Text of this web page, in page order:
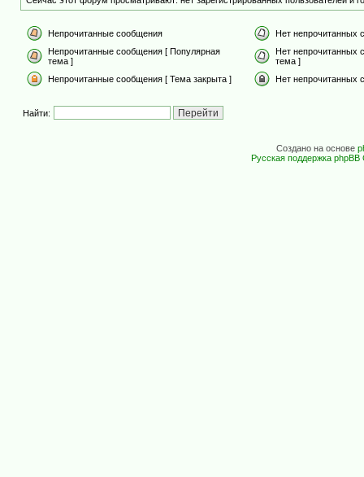
Непрочитанные сообщения
Нет непрочитанных
Непрочитанные сообщения [ Популярная
тема ]
Нет непрочитанных
тема ]
Непрочитанные сообщения [ Тема закрыта ]
Нет непрочитанных
Найти:
Создано на основе
Русская поддержка phpBB